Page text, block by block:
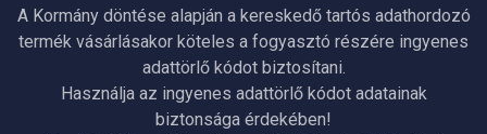
A Kormány döntése alapján a kereskedő tartós adathordozó
termék vásárlásakor köteles a fogyasztó részére ingyenes
adattörlő kódot biztosítani.
Használja az ingyenes adattörlő kódot adatainak
biztonsága érdekében!